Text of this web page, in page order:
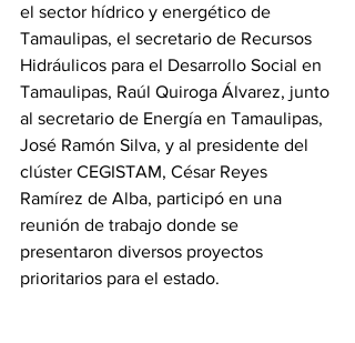
el sector hídrico y energético de
Tamaulipas, el secretario de Recursos
Hidráulicos para el Desarrollo Social en
Tamaulipas, Raúl Quiroga Álvarez, junto
al secretario de Energía en Tamaulipas,
José Ramón Silva, y al presidente del
clúster CEGISTAM, César Reyes
Ramírez de Alba, participó en una
reunión de trabajo donde se
presentaron diversos proyectos
prioritarios para el estado.